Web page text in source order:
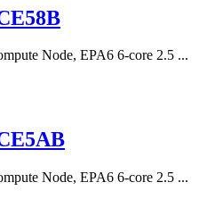
Node, EPA6 6-core 2.5 ...
Node, EPA6 6-core 2.5 ...